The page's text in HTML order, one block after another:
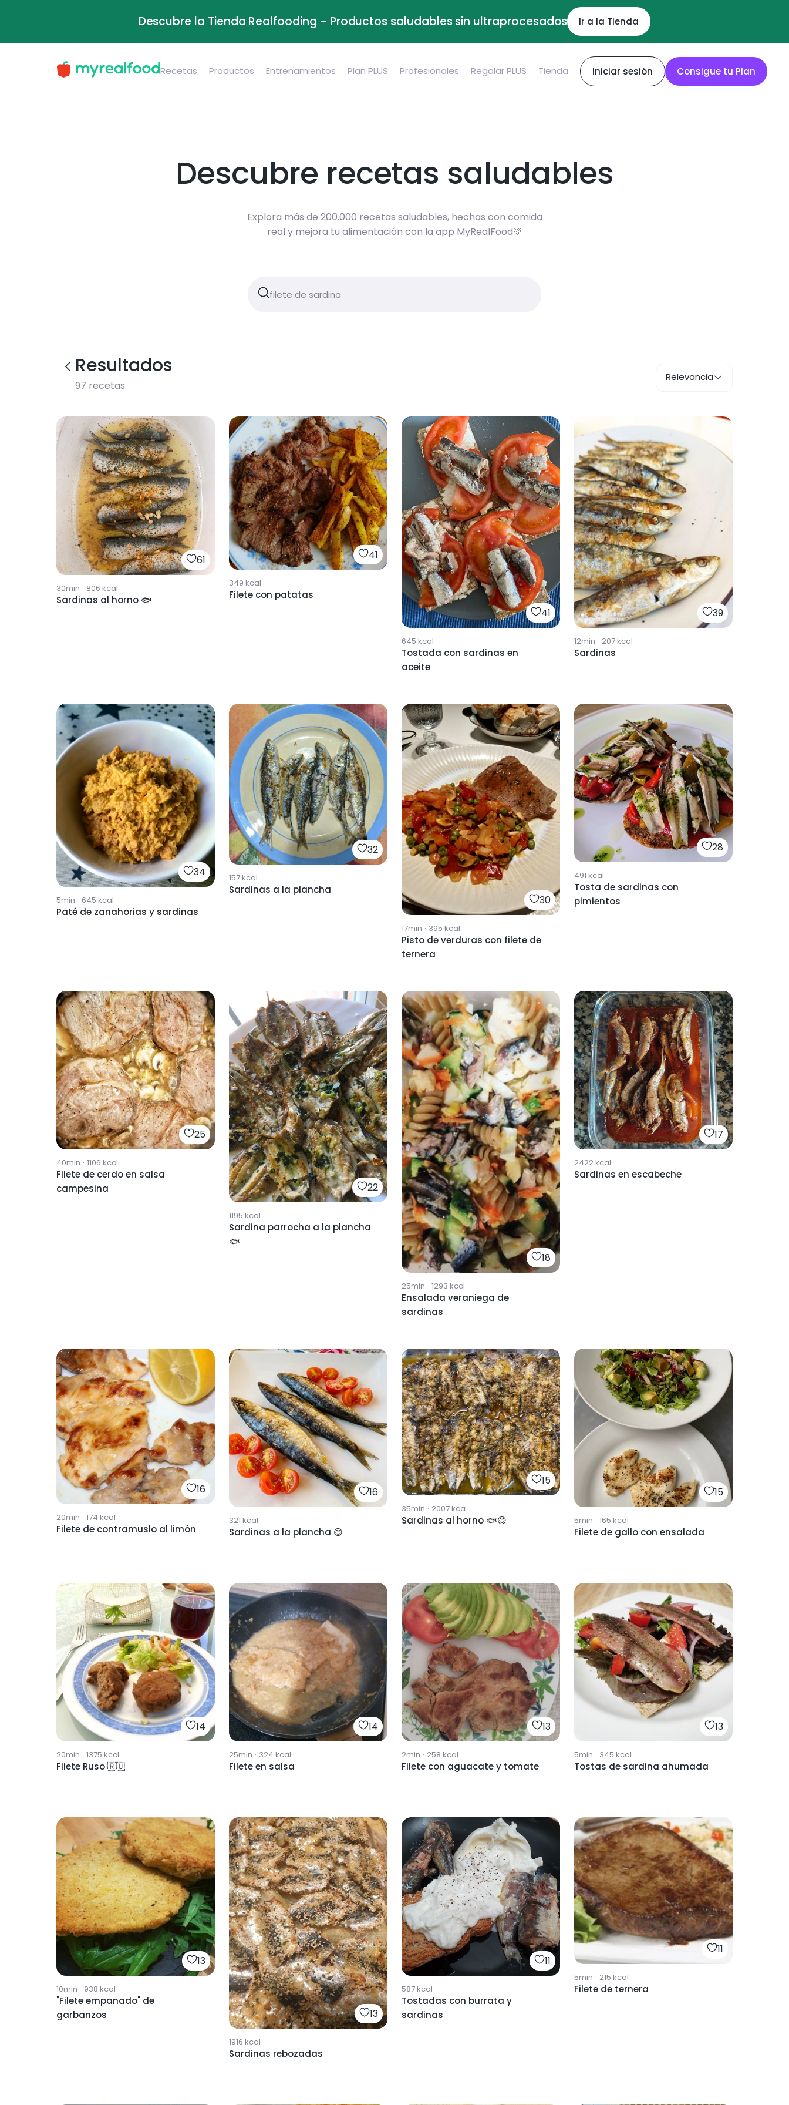
Descubre la Tienda Realfooding - Productos saludables sin ultraprocesados Ir a la Tienda
Recetas Productos Entrenamientos Plan PLUS Profesionales Regalar PLUS Tienda Iniciar sesión Consigue tu Plan
Descubre recetas saludables
Explora más de 200.000 recetas saludables, hechas con comida
real y mejora tu alimentación con la app MyRealFood💚
Resultados
97 recetas
Relevancia
61
30min · 806 kcal
Sardinas al horno 🐟
41
349 kcal
Filete con patatas
41
645 kcal
Tostada con sardinas en
aceite
39
12min · 207kcal
Sardinas
34
5min · 645 kcal
Paté de zanahorias y sardinas
32
157kcal
Sardinas a la plancha
30
17min · 395 kcal
Pisto de verduras con filete de
ternera
28
491 kcal
Tosta de sardinas con
pimientos
25
40min · 1106 kcal
Filete de cerdo en salsa
campesina
22
1195 kcal
Sardina parrocha a la plancha
🐟
18
25min · 1293 kcal
Ensalada veraniega de
sardinas
17
2422kcal
Sardinas en escabeche
16
20min · 174 kcal
Filete de contramuslo al limón
16
321 kcal
Sardinas a la plancha 😋
15
35min · 2007kcal
Sardinas al horno 🐟😋
15
5min · 165 kcal
Filete de gallo con ensalada
14
20min · 1375 kcal
Filete Ruso 🇷🇺
14
25min · 324 kcal
Filete en salsa
13
2min · 258 kcal
Filete con aguacate y tomate
13
5min · 345 kcal
Tostas de sardina ahumada
13
10min · 938 kcal
"Filete empanado" de
garbanzos
13
1916 kcal
Sardinas rebozadas
11
587kcal
Tostadas con burrata y
sardinas
11
5min · 215 kcal
Filete de ternera